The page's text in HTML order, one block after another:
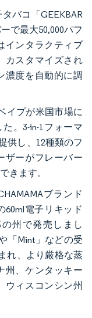
バコ「GEEKBAR
で最大50,000パフ
インタラクティブ
カスタマイズされ
濃度を自動的に調
イプが米国市場に
。3-in-1フォーマ
供し、12種類のフ
ザーがフレーバー
きます。
ブランド
60ml電子リキッド
州で発売しまし
「Mint」などの受
れ、より厳格な蒸
州、ケンタッキー
ウィスコンシン州